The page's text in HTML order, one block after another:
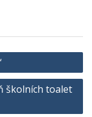
školních toalet